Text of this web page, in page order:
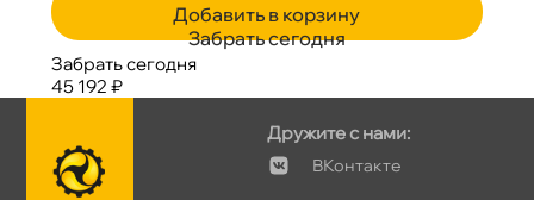
Добавить в корзину
Забрать сегодня
Забрать сегодня
45 192 ₽
Дружите с нами:
Контакте